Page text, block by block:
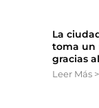
La
toma un
gracias
Leer Más